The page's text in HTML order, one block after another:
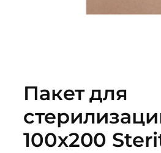
Пакет для
100х200